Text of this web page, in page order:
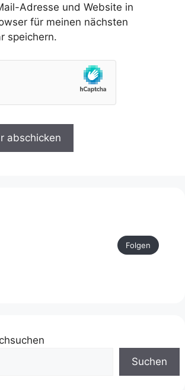
Adresse und Website in
für meinen nächsten
speichern.
Folgen
Suchen